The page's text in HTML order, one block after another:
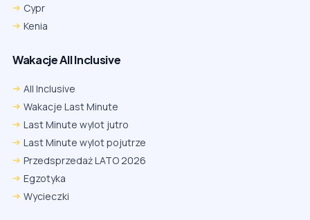
Cypr
Kenia
Wakacje All Inclusive
All Inclusive
Wakacje Last Minute
Last Minute wylot jutro
Last Minute wylot pojutrze
Przedsprzedaż LATO 2026
Egzotyka
Wycieczki